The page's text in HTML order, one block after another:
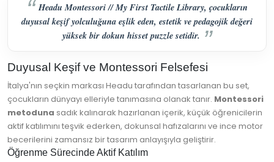
Headu Montessori // My First Tactile Library, çocukların
duyusal keşif yolculuğuna eşlik eden, estetik ve pedagojik değeri
yüksek bir dokun hisset puzzle setidir.
Duyusal Keşif ve Montessori Felsefesi
İtalya'nın seçkin markası Headu tarafından tasarlanan bu set,
çocukların dünyayı elleriyle tanımasına olanak tanır. Montessori
metoduna sadık kalınarak hazırlanan içerik, küçük öğrenicilerin
aktif katılımını teşvik ederken, dokunsal hafızalarını ve ince motor
becerilerini zamansız bir tasarım anlayışıyla geliştirir.
Öğrenme Sürecinde Aktif Katılım